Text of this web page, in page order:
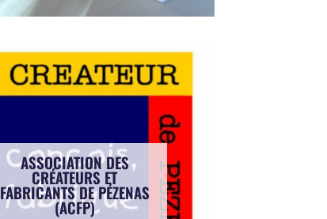
ASSOCIATION DES
CRÉATEURS ET
FABRICANTS DE PÉZENAS
(ACFP)